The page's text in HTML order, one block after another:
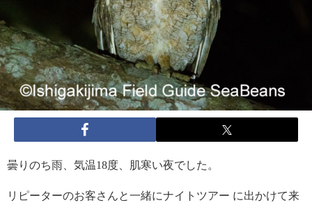
曇りのち雨、気温18度、肌寒い夜でした。
リピーターのお客さんと一緒にナイトツアー に出かけて来